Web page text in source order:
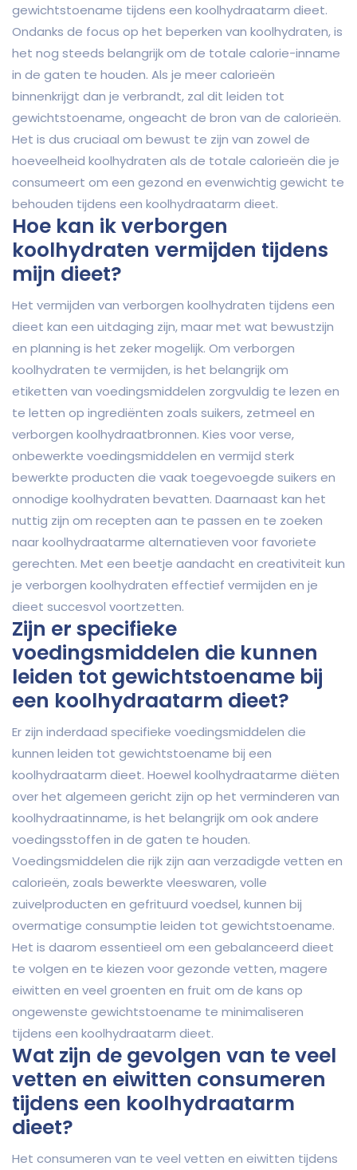
gewichtstoename tijdens een koolhydraatarm dieet.
Ondanks de focus op het beperken van koolhydraten, is
het nog steeds belangrijk om de totale calorie-inname
in de gaten te houden. Als je meer calorieën
binnenkrijgt dan je verbrandt, zal dit leiden tot
gewichtstoename, ongeacht de bron van de calorieën.
Het is dus cruciaal om bewust te zijn van zowel de
hoeveelheid koolhydraten als de totale calorieën die je
consumeert om een gezond en evenwichtig gewicht te
behouden tijdens een koolhydraatarm dieet.
Hoe kan ik verborgen
koolhydraten vermijden tijdens
mijn dieet?
Het vermijden van verborgen koolhydraten tijdens een
dieet kan een uitdaging zijn, maar met wat bewustzijn
en planning is het zeker mogelijk. Om verborgen
koolhydraten te vermijden, is het belangrijk om
etiketten van voedingsmiddelen zorgvuldig te lezen en
te letten op ingrediënten zoals suikers, zetmeel en
verborgen koolhydraatbronnen. Kies voor verse,
onbewerkte voedingsmiddelen en vermijd sterk
bewerkte producten die vaak toegevoegde suikers en
onnodige koolhydraten bevatten. Daarnaast kan het
nuttig zijn om recepten aan te passen en te zoeken
naar koolhydraatarme alternatieven voor favoriete
gerechten. Met een beetje aandacht en creativiteit kun
je verborgen koolhydraten effectief vermijden en je
dieet succesvol voortzetten.
Zijn er specifieke
voedingsmiddelen die kunnen
leiden tot gewichtstoename bij
een koolhydraatarm dieet?
Er zijn inderdaad specifieke voedingsmiddelen die
kunnen leiden tot gewichtstoename bij een
koolhydraatarm dieet. Hoewel koolhydraatarme diëten
over het algemeen gericht zijn op het verminderen van
koolhydraatinname, is het belangrijk om ook andere
voedingsstoffen in de gaten te houden.
Voedingsmiddelen die rijk zijn aan verzadigde vetten en
calorieën, zoals bewerkte vleeswaren, volle
zuivelproducten en gefrituurd voedsel, kunnen bij
overmatige consumptie leiden tot gewichtstoename.
Het is daarom essentieel om een gebalanceerd dieet
te volgen en te kiezen voor gezonde vetten, magere
eiwitten en veel groenten en fruit om de kans op
ongewenste gewichtstoename te minimaliseren
tijdens een koolhydraatarm dieet.
Wat zijn de gevolgen van te veel
vetten en eiwitten consumeren
tijdens een koolhydraatarm
dieet?
Het consumeren van te veel vetten en eiwitten tijdens